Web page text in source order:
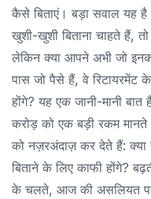
कैसे बिताएं। बड़ा सवाल यह
खुशी-खुशी बिताना चाहते हैं,
लेकिन क्या आपने अभी जो
पास जो पैसे हैं, वे रिटायरमेंट
होंगे? यह एक जानी-मानी बात
करोड़ को एक बड़ी रकम
को नज़रअंदाज़ कर देते हैं:
बिताने के लिए काफी होंगे?
के चलते, आज की असलियत